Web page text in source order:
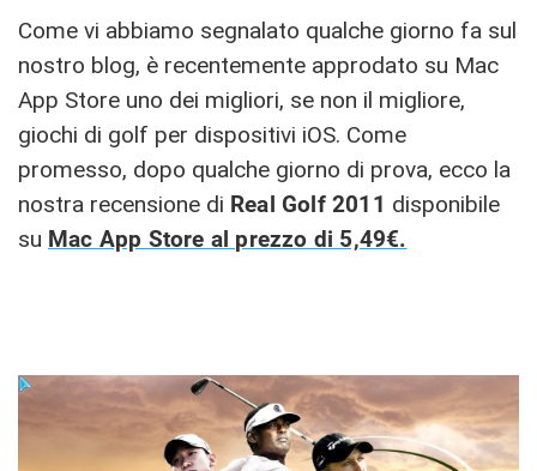
Come vi abbiamo segnalato qualche giorno fa sul
nostro blog, è recentemente approdato su Mac
App Store uno dei migliori, se non il migliore,
giochi di golf per dispositivi iOS. Come
promesso, dopo qualche giorno di prova, ecco la
nostra recensione di Real Golf 2011 disponibile
su Mac App Store al prezzo di 5,49€.